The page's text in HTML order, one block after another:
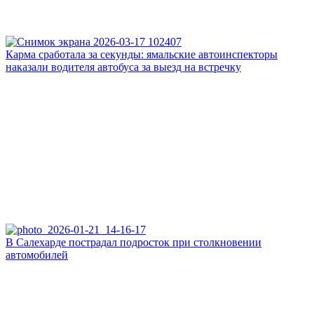
Карма сработала за секунды: ямальские автоинспекторы
наказали водителя автобуса за выезд на встречку
В Салехарде пострадал подросток при столкновении
автомобилей